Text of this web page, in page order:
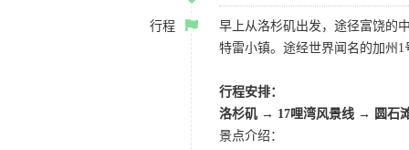
行程
早上从洛杉矶出发，途径富饶的
特雷小镇。途经世界闻名的加州
行程安排：
洛杉矶 → 17哩湾风景线 → 圆石
景点介绍：